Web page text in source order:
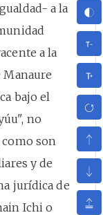
a la
a la
bajo el
no
como son
y de
jurídica de
Ichi o